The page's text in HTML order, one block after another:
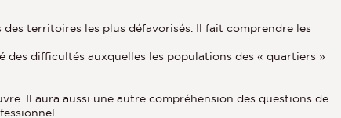
territoires les plus défavorisés. Il fait comprendre les
des difficultés auxquelles les populations des « quartiers »
Il aura aussi une autre compréhension des questions de